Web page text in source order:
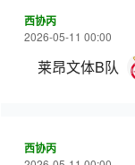
西协丙
2026-05-11 00:00
莱昂文体B队
西协丙